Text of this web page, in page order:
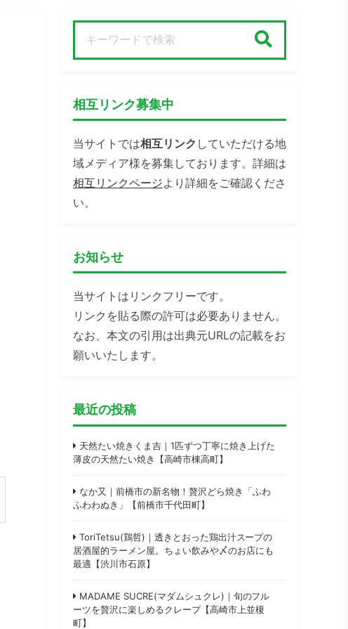
相互リンク募集中
当サイトでは相互リンク していただける地
域メディア様を募集しております。詳細は
相互リンクページより詳細をご確認くださ
い。
お知らせ
当サイトはリンクフリーです。
リンクを貼る際の許可は必要ありません。
なお、本文の引用は出典元URLの記載をお
願いいたします。
最近の投稿
天然たい焼きくま吉｜1匹ずつ丁寧に焼き上げた
薄皮の天然たい焼き【高崎市棟高町】
なか又｜前橋市の新名物！贅沢どら焼き「ふわ
ふわわぬき」【前橋市千代田町】
ToriTetsu(鶏哲)｜透きとおった鶏出汁スープの
居酒屋的ラーメン屋。ちょい飲みや〆のお店にも
最適【渋川市石原】
MADAME SUCRE(マダムシュクレ)｜旬のフル
ーツを贅沢に楽しめるクレープ【高崎市上並榎
町】